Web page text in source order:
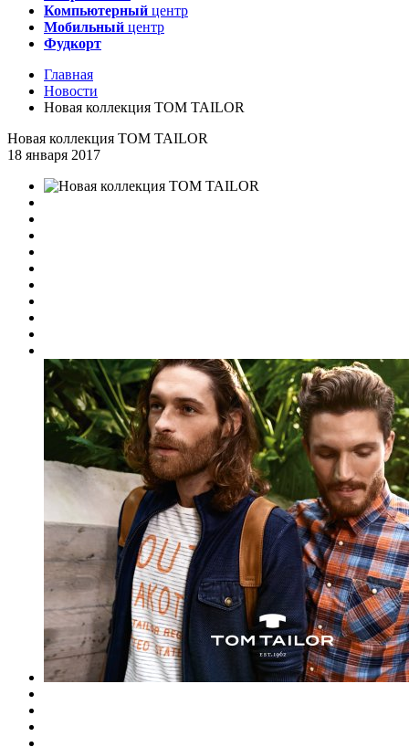
Компьютерный центр
Мобильный центр
Фудкорт
Главная
Новости
Новая коллекция TOM TAILOR
Новая коллекция TOM TAILOR
18 января 2017